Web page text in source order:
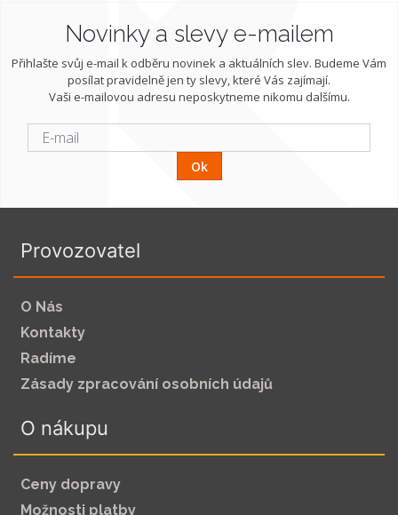
Novinky a slevy e-mailem
Přihlašte svůj e-mail k odběru novinek a aktuálních slev. Budeme Vám
posílat pravidelně jen ty slevy, které Vás zajímají.
Vaši e-mailovou adresu neposkytneme nikomu dalšímu.
Ok
Provozovatel
O Nás
Kontakty
Radíme
Zásady zpracování osobních údajů
O nákupu
Ceny dopravy
Možnosti platby